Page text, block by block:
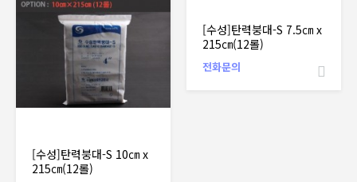
[수성]탄력붕대-S 10㎝ x
215㎝(12롤)
[수성]탄력붕대-S 7.5㎝ x
215㎝(12롤)
전화문의